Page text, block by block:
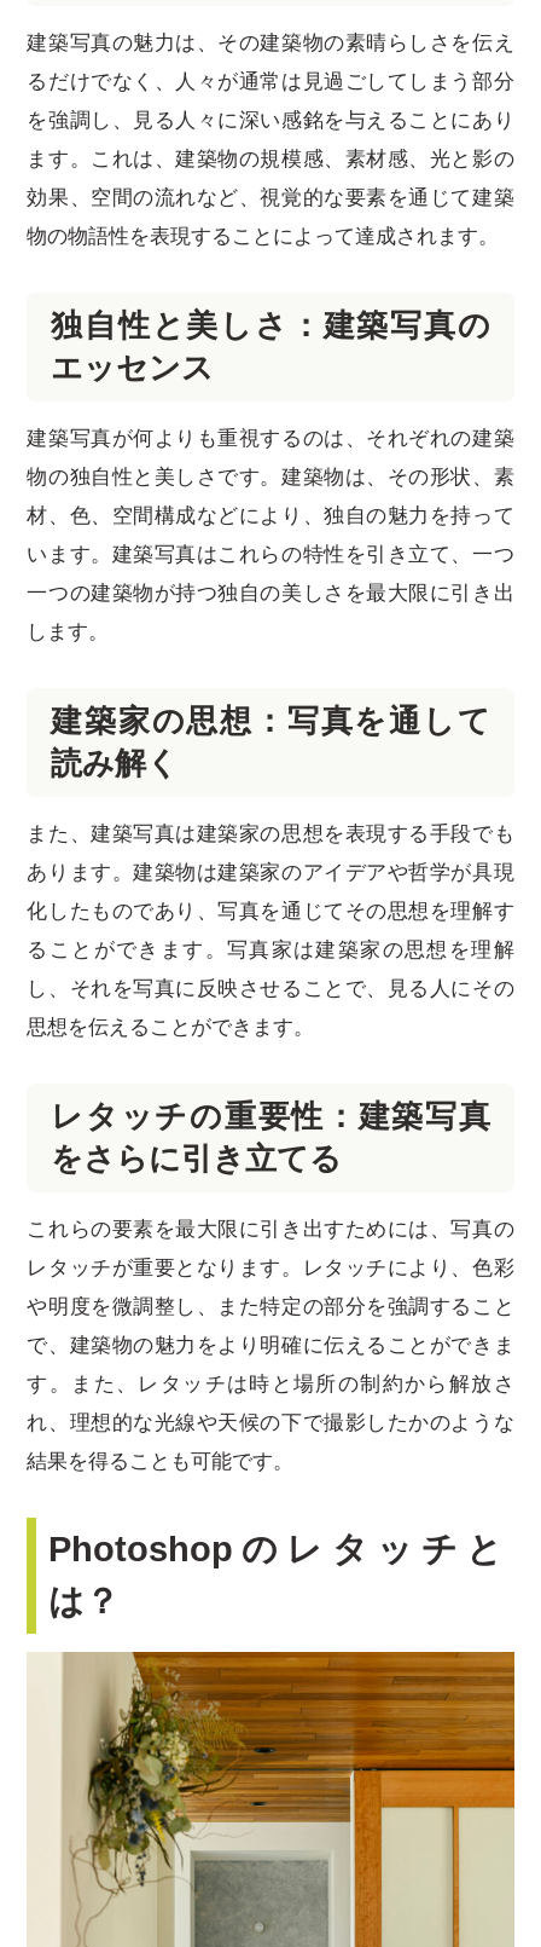
建築写真の魅力は、その建築物の素晴らしさを伝え
るだけでなく、人々が通常は見過ごしてしまう部分
を強調し、見る人々に深い感銘を与えることにあり
ます。これは、建築物の規模感、素材感、光と影の
効果、空間の流れなど、視覚的な要素を通じて建築
物の物語性を表現することによって達成されます。
独自性と美しさ：建築写真の
エッセンス
建築写真が何よりも重視するのは、それぞれの建築
物の独自性と美しさです。建築物は、その形状、素
材、色、空間構成などにより、独自の魅力を持って
います。建築写真はこれらの特性を引き立て、一つ
一つの建築物が持つ独自の美しさを最大限に引き出
します。
建築家の思想：写真を通して
読み解く
また、建築写真は建築家の思想を表現する手段でも
あります。建築物は建築家のアイデアや哲学が具現
化したものであり、写真を通じてその思想を理解す
ることができます。写真家は建築家の思想を理解
し、それを写真に反映させることで、見る人にその
思想を伝えることができます。
レタッチの重要性：建築写真
をさらに引き立てる
これらの要素を最大限に引き出すためには、写真の
レタッチが重要となります。レタッチにより、色彩
や明度を微調整し、また特定の部分を強調すること
で、建築物の魅力をより明確に伝えることができま
す。また、レタッチは時と場所の制約から解放さ
れ、理想的な光線や天候の下で撮影したかのような
結果を得ることも可能です。
Photoshopのレタッチと
は？